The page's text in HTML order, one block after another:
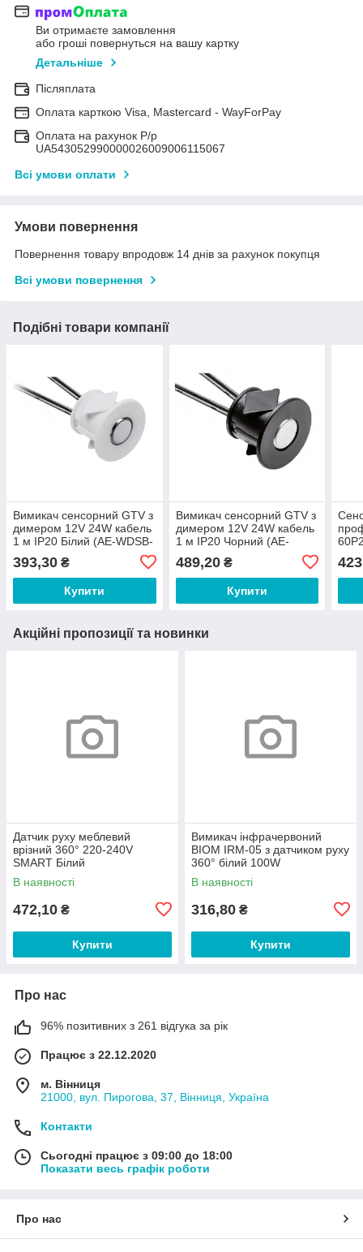
Ви отримаєте замовлення
або гроші повернуться на вашу картку
Детальніше
Післяплата
Оплата карткою Visa, Mastercard - WayForPay
Оплата на рахунок Р/р
UA543052990000026009006115067
Всі умови оплати
Умови повернення
Повернення товару впродовж 14 днів за рахунок покупця
Всі умови повернення
Подібні товари компанії
Вимикач сенсорний GTV з
димером 12V 24W кабель
1 м IP20 Білий (AE-WDSB-
393,30 ₴
Купити
Вимикач сенсорний GTV з
димером 12V 24W кабель
1 м IP20 Чорний (AE-
489,20₴
Купити
Акційні пропозиції та новинки
Датчик руху меблевий
врізний 360° 220-240V
SMART Білий
В наявності
472,10 ₴
Купити
Вимикач інфрачервоний
BIOM IRM-05 з датчиком руху
360° білий 100W
В наявності
316,80 ₴
Купити
Про нас
96% позитивних з 261 відгука за рік
Працює з 22.12.2020
м. Вінниця
21000, вул. Пирогова, 37, Вінниця, Україна
Контакти
Сьогодні працює з 09:00 до 18:00
Показати весь графік роботи
Про нас